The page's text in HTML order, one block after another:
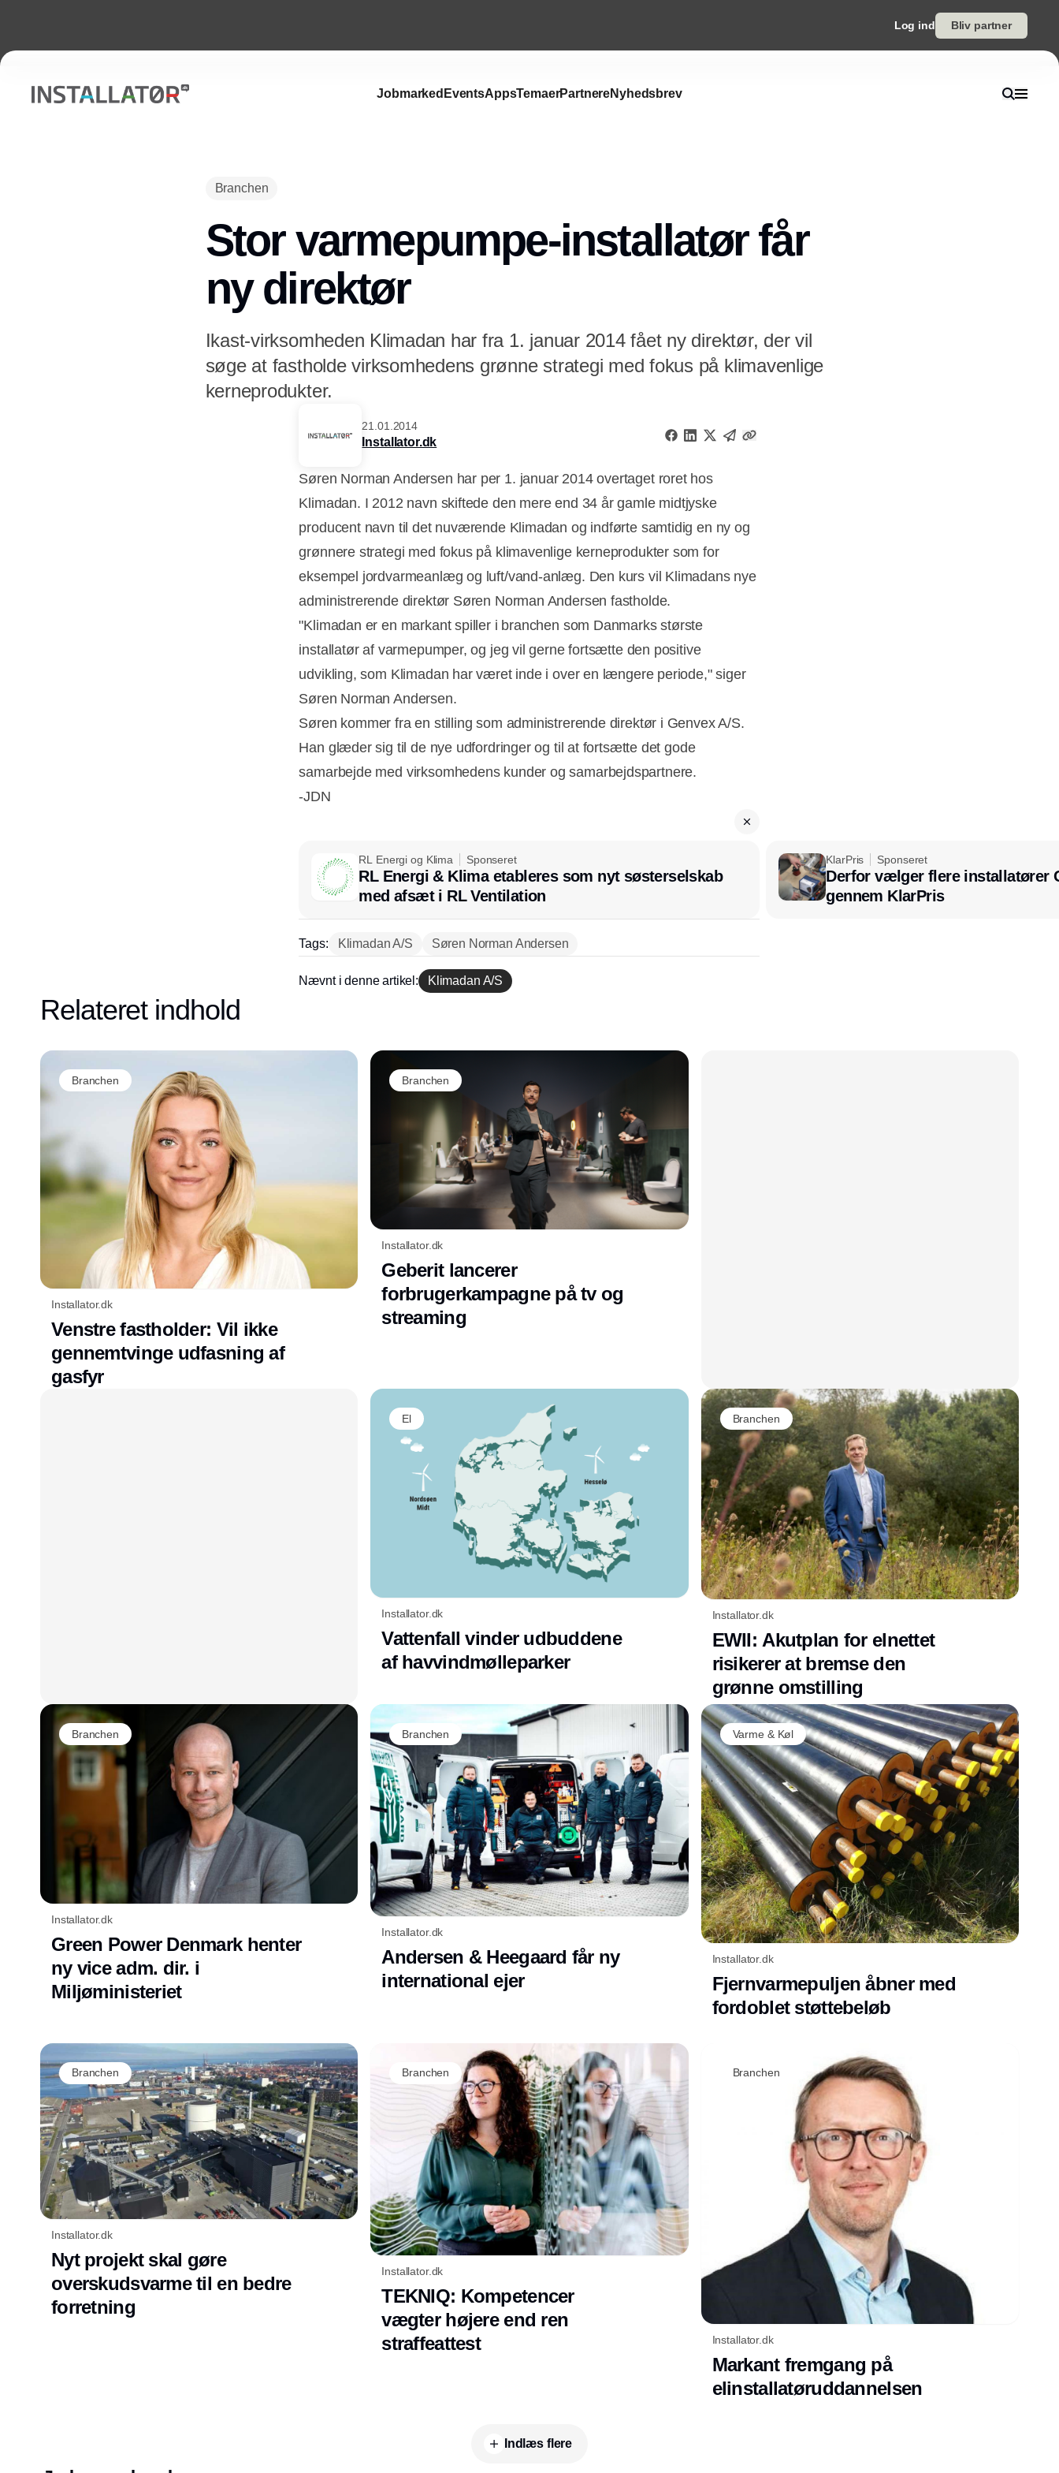
Log ind Bliv partner
Jobmarked EventsAppsTemaerPartnereNyhedsbrev
Branchen
Stor varmepumpe-installatør får
ny direktør
Ikast-virksomheden Klimadan har fra 1. januar 2014 fået ny direktør, der vil
søge at fastholde virksomhedens grønne strategi med fokus på klimavenlige
kerneprodukter.
21.01.2014
Installator.dk
Søren Norman Andersen har per 1. januar 2014 overtaget roret hos
Klimadan. I 2012 navn skiftede den mere end 34 år gamle midtjyske
producent navn til det nuværende Klimadan og indførte samtidig en ny og
grønnere strategi med fokus på klimavenlige kerneprodukter som for
eksempel jordvarmeanlæg og luft/vand-anlæg. Den kurs vil Klimadans nye
administrerende direktør Søren Norman Andersen fastholde.
"Klimadan er en markant spiller i branchen som Danmarks største
installatør af varmepumper, og jeg vil gerne fortsætte den positive
udvikling, som Klimadan har været inde i over en længere periode," siger
Søren Norman Andersen.
Søren kommer fra en stilling som administrerende direktør i Genvex A/S.
Han glæder sig til de nye udfordringer og til at fortsætte det gode
samarbejde med virksomhedens kunder og samarbejdspartnere.
-JDN
RL Energi og Klima Sponseret
RL Energi & Klima etableres som nyt søsterselskab
med afsæt i RL Ventilation
KlarPris Sponseret
Derfor vælger flere installatører
gennem KlarPris
Tags: Klimadan A/S Søren Norman Andersen
Nævnt i denne artikel: Klimadan A/S
Relateret indhold
Branchen
Installator.dk
Venstre fastholder: Vil ikke
gennemtvinge udfasning af
gasfyr
Branchen
Installator.dk
Geberit lancerer
forbrugerkampagne på tv og
streaming
El
Installator.dk
Vattenfall vinder udbuddene
af havvindmølleparker
Branchen
Installator.dk
EWII: Akutplan for elnettet
risikerer at bremse den
grønne omstilling
Branchen
Installator.dk
Green Power Denmark henter
ny vice adm. dir. i
Miljøministeriet
Branchen
Installator.dk
Andersen & Heegaard får ny
international ejer
Varme & Køl
Installator.dk
Fjernvarmepuljen åbner med
fordoblet støttebeløb
Branchen
Installator.dk
Nyt projekt skal gøre
overskudsvarme til en bedre
forretning
Branchen
Installator.dk
TEKNIQ: Kompetencer
vægter højere end ren
straffeattest
Branchen
Installator.dk
Markant fremgang på
elinstallatøruddannelsen
Indlæs flere